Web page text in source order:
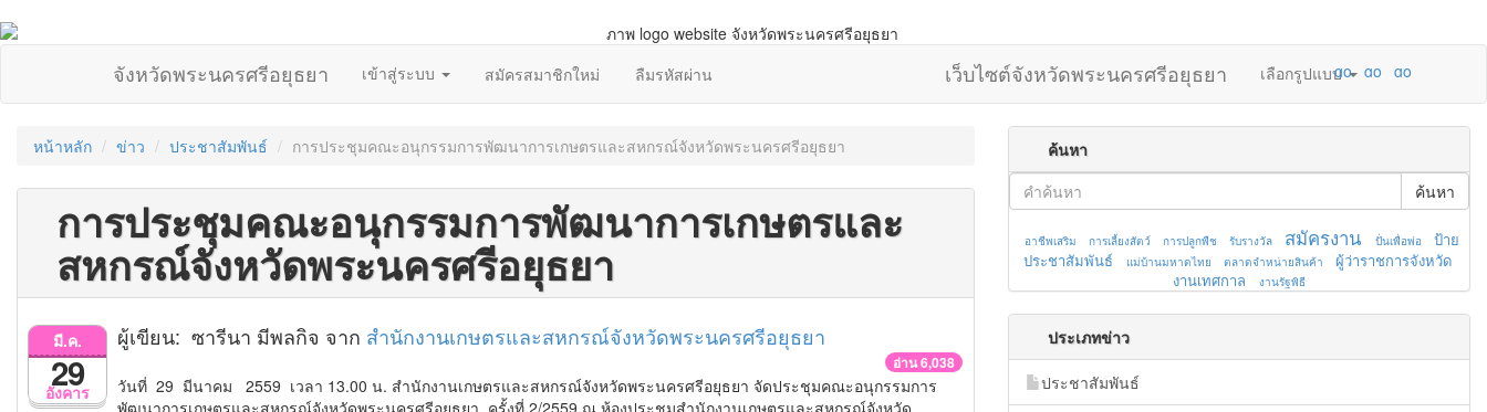
จังหวัดพระนครศรีอยุธยา เข้าสู่ระบบ สมัครสมาชิกใหม่ ลืมรหัสผ่าน เว็บไซต์จังหวัดพระนครศรีอยุธยา เลือกรูปแบบ
หน้าหลัก ข่าว ประชาสัมพันธ์ การประชุมคณะอนุกรรมการพัฒนาการเกษตรและสหกรณ์จังหวัดพระนครศรีอยุธยา
การประชุมคณะอนุกรรมการพัฒนาการเกษตรและ
สหกรณ์จังหวัดพระนครศรีอยุธยา
อังคาร
มี.ค.
29
ผู้เขียน: ซารีนา มีพลกิจ จาก สำนักงานเกษตรและสหกรณ์จังหวัดพระนครศรีอยุธยา
อ่าน 6,038
วันที่ 29 มีนาคม 2559 เวลา 13.00 น. สำนักงานเกษตรและสหกรณ์จังหวัดพระนครศรีอยุธยา จัดประชุมคณะอนุกรรมการ
พัฒนาการเกษตรและสหกรณ์จังหวัดพระนครศรีอยุธยา ครั้งที่ 2/2559 ณ ห้องประชุมสำนักงานเกษตรและสหกรณ์จังหวัด
ค้นหา
ค้นหา
อาชีพเสริม การเลี้ยงสัตว์ การปลูกพืช รับรางวัล สมัครงาน ปั่นเพื่อพ่อ
ป้าย
ประชาสัมพันธ์
แม่บ้านมหาดไทย ตลาดจำหน่ายสินค้า
ผู้ว่าราชการจังหวัด
งานเทศกาล
งานรัฐพิธี
ประเภทข่าว
ประชาสัมพันธ์